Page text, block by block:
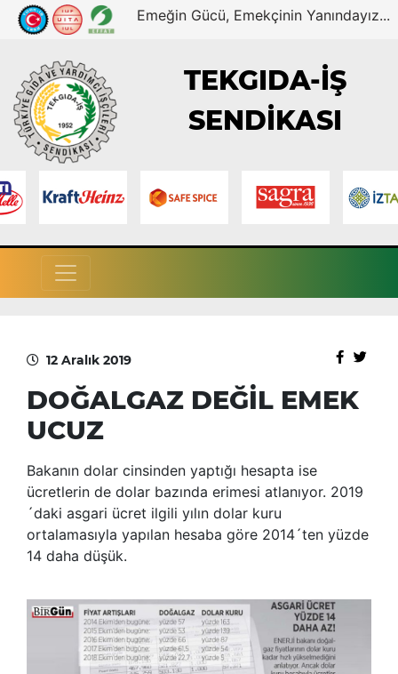
Emeğin Gücü, Emekçinin Yanındayız...
TEKGIDA-İŞ
SENDİKASI
12 Aralık 2019
DOĞALGAZ DEĞİL EMEK
UCUZ
Bakanın dolar cinsinden yaptığı hesapta ise
ücretlerin de dolar bazında erimesi atlanıyor. 2019
´daki asgari ücret ilgili yılın dolar kuru
ortalamasıyla yapılan hesaba göre 2014´ten yüzde
14 daha düşük.